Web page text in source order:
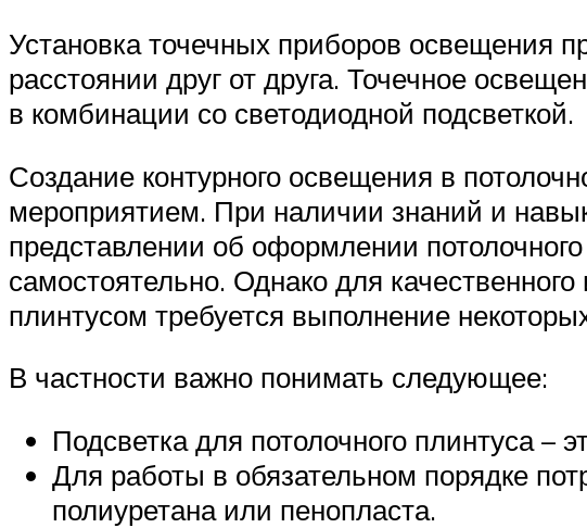
Установка точечных приборов освещения
расстоянии друг от друга. Точечное
в комбинации со светодиодной подсветкой.
Создание контурного освещения в
мероприятием. При наличии знаний и
представлении об оформлении
самостоятельно. Однако для
плинтусом требуется выполнение
В частности важно понимать следующее:
Подсветка для потолочного плинтуса –
Для работы в обязательном порядке
полиуретана или пенопласта.